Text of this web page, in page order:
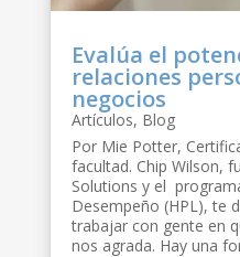
Evalúa el
relaciones
negocios
Artículos, Blog
Por Mie Potter,
facultad. Chip Wilson,
Solutions y el
Desempeño (HPL), te
trabajar con gente en
nos agrada. Hay una